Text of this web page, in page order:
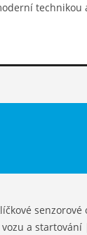
technikou
a startování